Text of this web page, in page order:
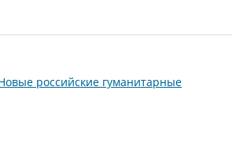
российские гуманитарные